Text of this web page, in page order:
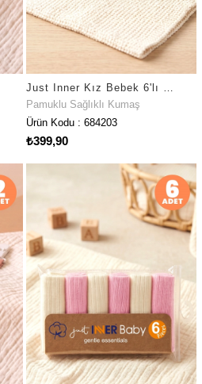
Just Inner Kız Bebek 6'lı Pamuklu Ağız Mendili Çiçekli Kutulu Set Nefes Alan Doku (684203)
Pamuklu Sağlıklı Kumaş
Ürün Kodu : 684203
₺399,90